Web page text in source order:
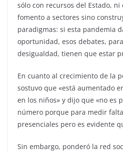
sólo con recursos del Estado,
fomento a sectores sino
paradigmas: si esta pandemia
oportunidad, esos debates,
desigualdad, tienen que estar
En cuanto al crecimiento de la
sostuvo que «está aumentado
en los niños» y dijo que «no es
número porque para medir
presenciales pero es evidente
Sin embargo, ponderó la red